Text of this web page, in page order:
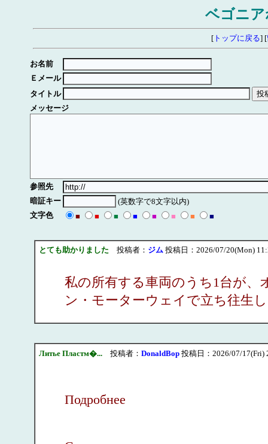
ベゴニア
[トップに戻る] [
お名前
Ｅメール
タイトル
メッセージ
参照先
暗証キー
(英数字で8文字以内)
文字色
■ ■ ■ ■ ■ ■ ■ ■
とても助かりました 投稿者： ジム 投稿日：2026/07/20(Mon)
私の所有する車両のうち1台が、
ン・モーターウェイで立ち往生
Литье Пластм�...投稿者： DonaldBop投稿日：2026/07/17(Fri)
Подробнее